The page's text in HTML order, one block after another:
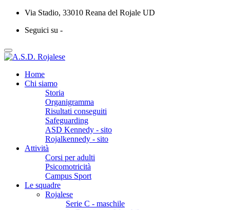
Via Stadio, 33010 Reana del Rojale UD
Seguici su -
Home
Chi siamo
Storia
Organigramma
Risultati conseguiti
Safeguarding
ASD Kennedy - sito
Rojalkennedy - sito
Attività
Corsi per adulti
Psicomotricità
Campus Sport
Le squadre
Rojalese
Serie C - maschile